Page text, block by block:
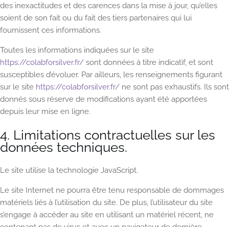
des inexactitudes et des carences dans la mise à jour, qu’elles
soient de son fait ou du fait des tiers partenaires qui lui
fournissent ces informations.
Toutes les informations indiquées sur le site
https://colabforsilver.fr/ sont données à titre indicatif, et sont
susceptibles d’évoluer. Par ailleurs, les renseignements figurant
sur le site https://colabforsilver.fr/ ne sont pas exhaustifs. Ils sont
donnés sous réserve de modifications ayant été apportées
depuis leur mise en ligne.
4. Limitations contractuelles sur les
données techniques.
Le site utilise la technologie JavaScript.
Le site Internet ne pourra être tenu responsable de dommages
matériels liés à l’utilisation du site. De plus, l’utilisateur du site
s’engage à accéder au site en utilisant un matériel récent, ne